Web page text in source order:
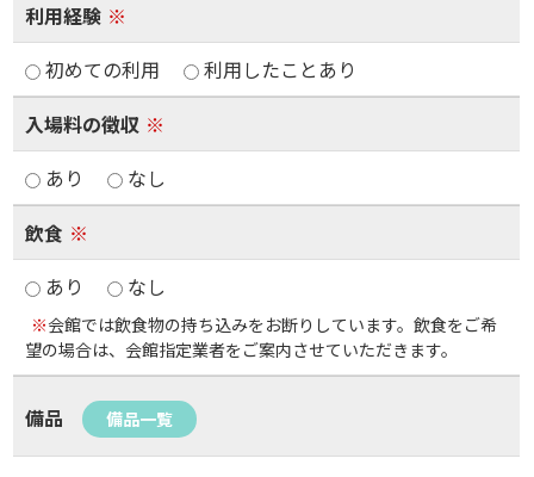
利用経験 ※
初めての利用
利用したことあり
入場料の徴収 ※
あり
なし
飲食 ※
あり
なし
※会館では飲食物の持ち込みをお断りしています。飲食をご希
望の場合は、会館指定業者をご案内させていただきます。
備品 備品一覧